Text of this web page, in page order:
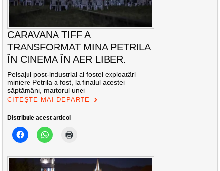
CARAVANA TIFF A
TRANSFORMAT MINA PETRILA
ÎN CINEMA ÎN AER LIBER.
Peisajul post-industrial al fostei exploatări
miniere Petrila a fost, la finalul acestei
săptămâni, martorul unei
CITEȘTE MAI DEPARTE
Distribuie acest articol